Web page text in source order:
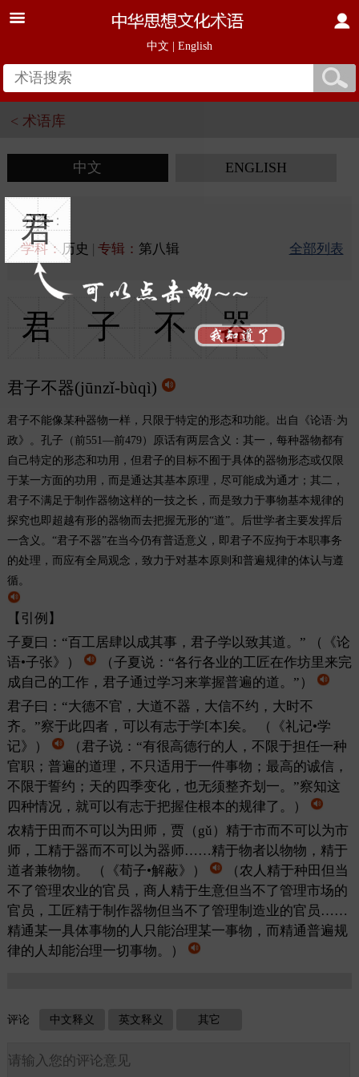
中文 English
君
< 术语库
中文 ENGLISH
分类：
学科：历史 专辑： 第八辑 全部列表
君 子 不 器
君子不器(jūnzǐ-bùqì)
君子不能像某种器物一样，只限于特定的形态和功能。出自《论语·为
政》。孔子（前551—前479）原话有两层含义：其一，每种器物都有
自己特定的形态和功用，但君子的目标不囿于具体的器物形态或仅限
于某一方面的功用，而是通达其基本原理，尽可能成为通才；其二，
君子不满足于制作器物这样的一技之长，而是致力于事物基本规律的
探究也即超越有形的器物而去把握无形的“道”。后世学者主要发挥后
一含义。“君子不器”在当今仍有普适意义，即君子不应拘于本职事务
的处理，而应有全局观念，致力于对基本原则和普遍规律的体认与遵
循。
【引例】
子夏曰：“百工居肆以成其事，君子学以致其道。”
（《论
语•子张》）
（子夏说：“各行各业的工匠在作坊里来完
成自己的工作，君子通过学习来掌握普遍的道。”）
君子曰：“大德不官，大道不器，大信不约，大时不
齐。”察于此四者，可以有志于学[本]矣。
（《礼记•学
记》）
（君子说：“有很高德行的人，不限于担任一种
官职；普遍的道理，不只适用于一件事物；最高的诚信，
不限于誓约；天的四季变化，也无须整齐划一。”察知这
四种情况，就可以有志于把握住根本的规律了。）
农精于田而不可以为田师，贾（gǔ）精于市而不可以为市
师，工精于器而不可以为器师……精于物者以物物，精于
道者兼物物。
（《荀子•解蔽》）
（农人精于种田但当
不了管理农业的官员，商人精于生意但当不了管理市场的
官员，工匠精于制作器物但当不了管理制造业的官员……
精通某一具体事物的人只能治理某一事物，而精通普遍规
律的人却能治理一切事物。）
评论 中文释义 英文释义 其它